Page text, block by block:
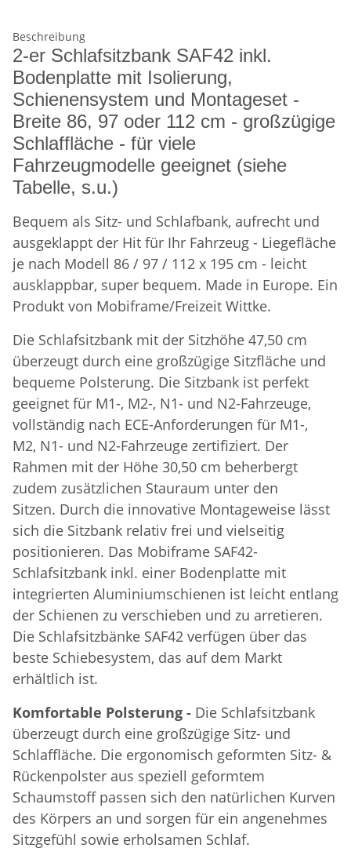
Beschreibung
2-er Schlafsitzbank SAF42 inkl.
Bodenplatte mit Isolierung,
Schienensystem und Montageset -
Breite 86, 97 oder 112 cm - großzügige
Schlaffläche - für viele
Fahrzeugmodelle geeignet (siehe
Tabelle, s.u.)
Bequem als Sitz- und Schlafbank, aufrecht und
ausgeklappt der Hit für Ihr Fahrzeug - Liegefläche
je nach Modell 86 / 97 / 112 x 195 cm - leicht
ausklappbar, super bequem. Made in Europe. Ein
Produkt von Mobiframe/Freizeit Wittke.
Die Schlafsitzbank mit der Sitzhöhe 47,50 cm
überzeugt durch eine großzügige Sitzfläche und
bequeme Polsterung. Die Sitzbank ist perfekt
geeignet für M1-, M2-, N1- und N2-Fahrzeuge,
vollständig nach ECE-Anforderungen für M1-,
M2, N1- und N2-Fahrzeuge zertifiziert. Der
Rahmen mit der Höhe 30,50 cm beherbergt
zudem zusätzlichen Stauraum unter den
Sitzen. Durch die innovative Montageweise lässt
sich die Sitzbank relativ frei und vielseitig
positionieren. Das Mobiframe SAF42-
Schlafsitzbank inkl. einer Bodenplatte mit
integrierten Aluminiumschienen ist leicht entlang
der Schienen zu verschieben und zu arretieren.
Die Schlafsitzbänke SAF42 verfügen über das
beste Schiebesystem, das auf dem Markt
erhältlich ist.
Komfortable Polsterung - Die Schlafsitzbank
überzeugt durch eine großzügige Sitz- und
Schlaffläche. Die ergonomisch geformten Sitz- &
Rückenpolster aus speziell geformtem
Schaumstoff passen sich den natürlichen Kurven
des Körpers an und sorgen für ein angenehmes
Sitzgefühl sowie erholsamen Schlaf.